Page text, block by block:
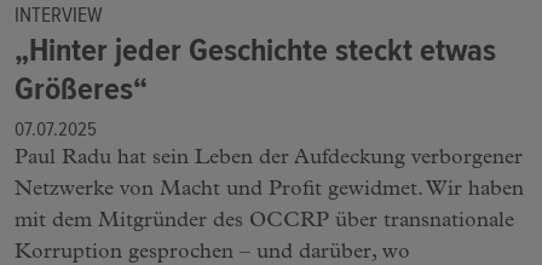
INTERVIEW
„Hinter jeder Geschichte steckt etwas
Größeres“
07.07.2025
Paul Radu hat sein Leben der Aufdeckung verborgener
Netzwerke von Macht und Profit gewidmet. Wir haben
mit dem Mitgründer des OCCRP über transnationale
Korruption gesprochen – und darüber, wo